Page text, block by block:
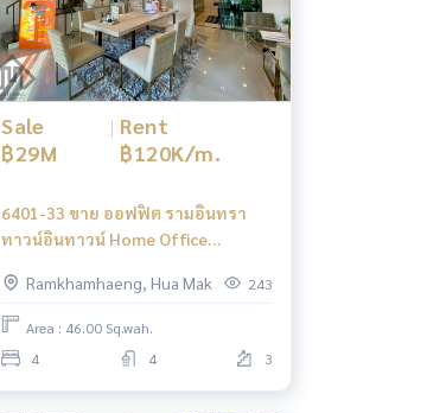
Sale
฿29M
| Rent
฿120K/m.
6401-33 ขาย ออฟฟิต รามอินทรา
ทาวน์อินทาวน์ Home Office
สุดท้าย
Ramkhamhaeng, Hua Mak 243
Area : 46.00 Sq.wah.
4
4 3